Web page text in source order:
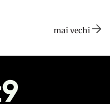
mai vechi